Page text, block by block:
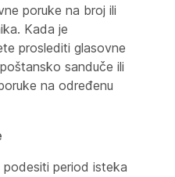
poruke na broj ili
Kada je
proslediti glasovne
sanduče ili
na određenu
period isteka